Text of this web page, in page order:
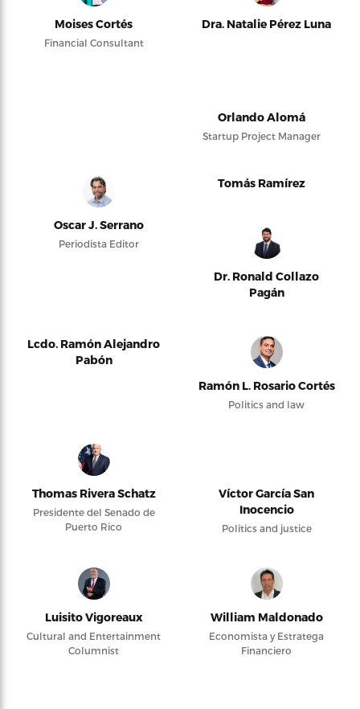
Moises Cortés
Financial Consultant
Dra. Natalie Pérez Luna
Orlando Alomá
Startup Project Manager
Oscar J. Serrano
Periodista Editor
Tomás Ramírez
Dr. Ronald Collazo
Pagán
Lcdo. Ramón Alejandro
Pabón
Ramón L. Rosario Cortés
Politics and law
Thomas Rivera Schatz
Presidente del Senado de
Puerto Rico
Víctor García San
Inocencio
Politics and justice
Luisito Vigoreaux
Cultural and Entertainment
Columnist
William Maldonado
Economista y Estratega
Financiero